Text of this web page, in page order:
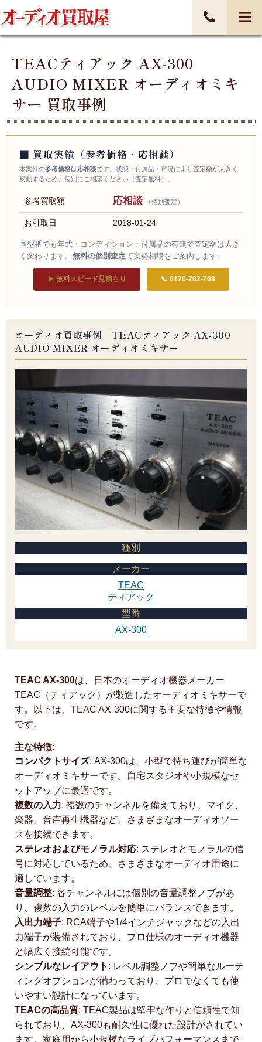
TEACティアック AX-300
AUDIO MIXER オーディオミキ
サー 買取事例
■ 買取実績（参考価格・応相談）
本案件の参考価格は応相談です。状態・付属品・市況により査定額が大きく
変動するため、個別にご相談ください（査定無料）。
参考買取額 応相談 （個別査定）
お引取日 2018-01-24
同型番でも年式・コンディション・付属品の有無で査定額は大き
く変わります。 無料の個別査定で実勢相場をご案内します。
▶ 無料スピード見積もり 📞 0120-702-708
オーディオ買取事例 TEACティアック AX-300
AUDIO MIXER オーディオミキサー
種別
メーカー
TEAC
ティアック
型番
AX-300
TEAC AX-300は、日本のオーディオ機器メーカー
TEAC（ティアック）が製造したオーディオミキサーで
す。以下は、TEAC AX-300に関する主要な特徴や情報
です。
主な特徴:
コンパクトサイズ: AX-300は、小型で持ち運びが簡単な
オーディオミキサーです。自宅スタジオや小規模なセ
ットアップに最適です。
複数の入力: 複数のチャンネルを備えており、マイク、
楽器、音声再生機器など、さまざまなオーディオソー
スを接続できます。
ステレオおよびモノラル対応: ステレオとモノラルの信
号に対応しているため、さまざまなオーディオ用途に
適しています。
音量調整: 各チャンネルには個別の音量調整ノブがあ
り、複数の入力のレベルを簡単にバランスできます。
入出力端子: RCA端子や1/4インチジャックなどの入出
力端子が装備されており、プロ仕様のオーディオ機器
と幅広く接続可能です。
シンプルなレイアウト : レベル調整ノブや簡単なルーテ
ィングオプションが備わっており、プロでなくても使
いやすい設計になっています。
TEACの高品質: TEAC製品は堅牢な作りと信頼性で知
られており、AX-300も耐久性に優れた設計がされてい
ます。家庭用から小規模なライブパフォーマンスまで